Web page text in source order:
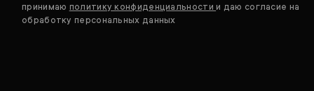
принимаю политику конфиденциальностии даю согласие на
обработку персональных данных